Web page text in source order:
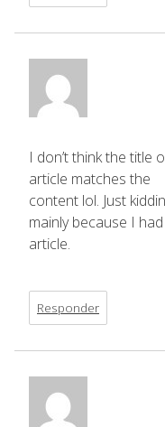
I don’t think the title
article matches the
content lol. Just
mainly because I
article.
Responder